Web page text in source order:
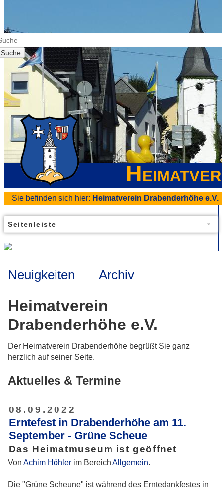
Suche
Sie befinden sich hier: Heimatverein Drabenderhöhe e.V.
Seitenleiste
Neuigkeiten Archiv
Heimatverein
Drabenderhöhe e.V.
Der Heimatverein Drabenderhöhe begrüßt Sie ganz
herzlich auf seiner Seite.
Aktuelles & Termine
08.09.2022
Erntefest in Drabenderhöhe am 11.
September - Grüne Scheue
Das Heimatmuseum ist geöffnet
Von Achim Höhler im Bereich Allgemein.
Die "Grüne Scheune" ist während des Erntedankfestes in